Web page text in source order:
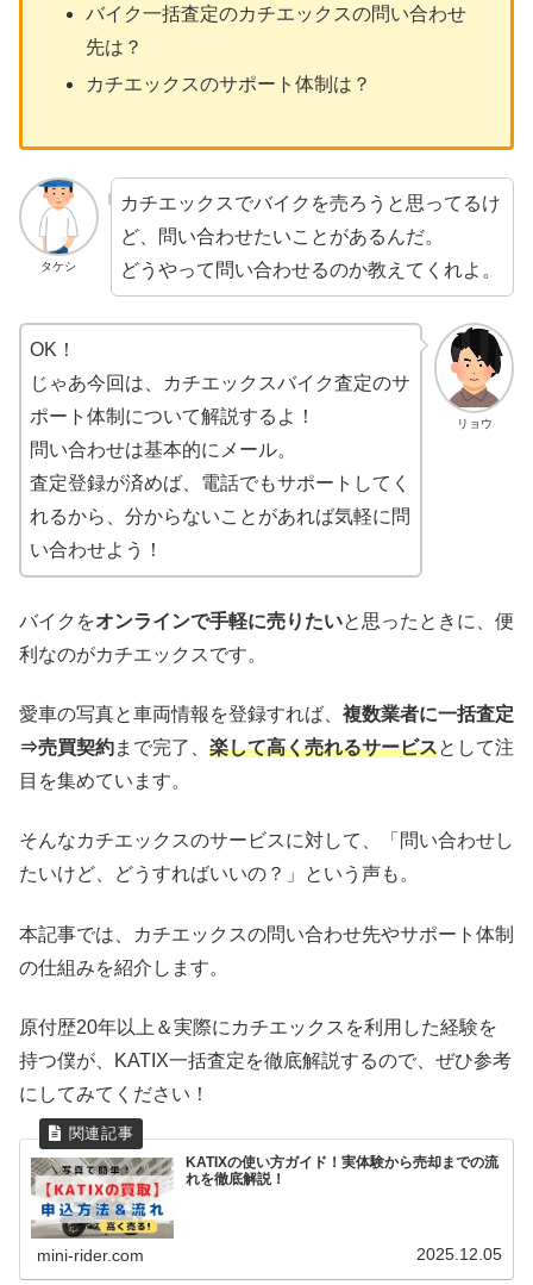
バイク一括査定のカチエックスの問い合わせ
先は？
カチエックスのサポート体制は？
タケシ
カチエックスでバイクを売ろうと思ってるけ
ど、問い合わせたいことがあるんだ。
どうやって問い合わせるのか教えてくれよ。
リョウ
OK！
じゃあ今回は、カチエックスバイク査定のサ
ポート体制について解説するよ！
問い合わせは基本的にメール。
査定登録が済めば、電話でもサポートしてく
れるから、分からないことがあれば気軽に問
い合わせよう！
バイクをオンラインで手軽に売りたいと思ったときに、便
利なのがカチエックスです。
愛車の写真と車両情報を登録すれば、 複数業者に一括査定
⇒売買契約まで完了、 楽して高く売れるサービスとして注
目を集めています。
そんなカチエックスのサービスに対して、「問い合わせし
たいけど、どうすればいいの？」という声も。
本記事では、カチエックスの問い合わせ先やサポート体制
の仕組みを紹介します。
原付歴20年以上＆実際にカチエックスを利用した経験を
持つ僕が、KATIX一括査定を徹底解説するので、ぜひ参考
にしてみてください！
KATIXの使い方ガイド！実体験から売却までの流
れを徹底解説！
mini-rider.com 2025.12.05